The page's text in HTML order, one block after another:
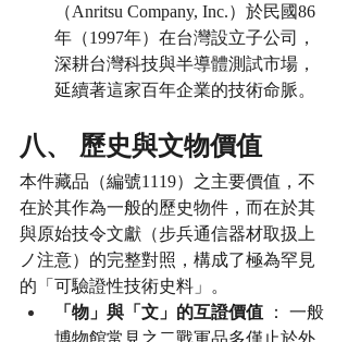
（Anritsu Company, Inc.）於民國86
年（1997年）在台灣設立子公司，
深耕台灣科技與半導體測試市場，
延續著這家百年企業的技術命脈。
八、 歷史與文物價值
本件藏品（編號1119）之主要價值，不
在於其作為一般的歷史物件，而在於其
與原始技令文獻（步兵通信器材取扱上
ノ注意）的完整對照，構成了極為罕見
的「可驗證性技術史料」。
「物」與「文」的互證價值 ： 一般
博物館常見之二戰軍品多僅止於外